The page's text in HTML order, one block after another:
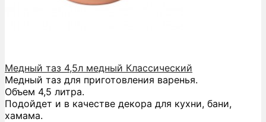
Медный таз 4,5л медный Классический
Медный таз для приготовления варенья.
Объем 4,5 литра.
Подойдет и в качестве декора для кухни, бани,
хамама.